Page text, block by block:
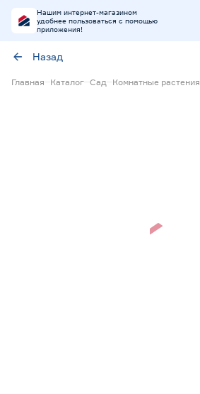
Нашим интернет-магазином
удобнее пользоваться с помощью
приложения!
Назад
Главная Каталог Сад Комнатные растения